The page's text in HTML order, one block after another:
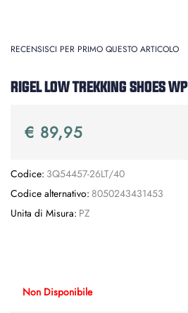
RECENSISCI PER PRIMO QUESTO ARTICOLO
RIGEL LOW TREKKING SHOES WP
€ 89,95
Codice: 3Q54457-26LT/40
Codice alternativo: 8050243431453
Unita di Misura: PZ
Non Disponibile